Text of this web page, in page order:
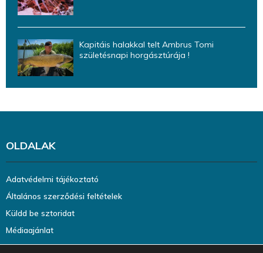
Kapitáis halakkal telt Ambrus Tomi
születésnapi horgásztúrája !
OLDALAK
Adatvédelmi tájékoztató
Általános szerződési feltételek
Küldd be sztoridat
Médiaajánlat